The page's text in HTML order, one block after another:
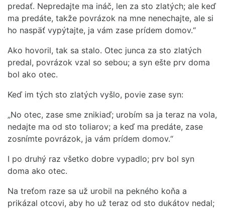
predať. Nepredajte ma ináč, len za sto zlatých; ale keď
ma predáte, takže povrázok na mne nenechajte, ale si
ho naspäť vypýtajte, ja vám zase prídem domov.“
Ako hovoril, tak sa stalo. Otec junca za sto zlatých
predal, povrázok vzal so sebou; a syn ešte prv doma
bol ako otec.
Keď im tých sto zlatých vyšlo, povie zase syn:
„No otec, zase sme znikiaď; urobím sa ja teraz na vola,
nedajte ma od sto toliarov; a keď ma predáte, zase
zosnímte povrázok, ja vám prídem domov.“
I po druhý raz všetko dobre vypadlo; prv bol syn
doma ako otec.
Na treťom raze sa už urobil na pekného koňa a
prikázal otcovi, aby ho už teraz od sto dukátov nedal;